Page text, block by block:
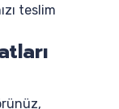
teslim